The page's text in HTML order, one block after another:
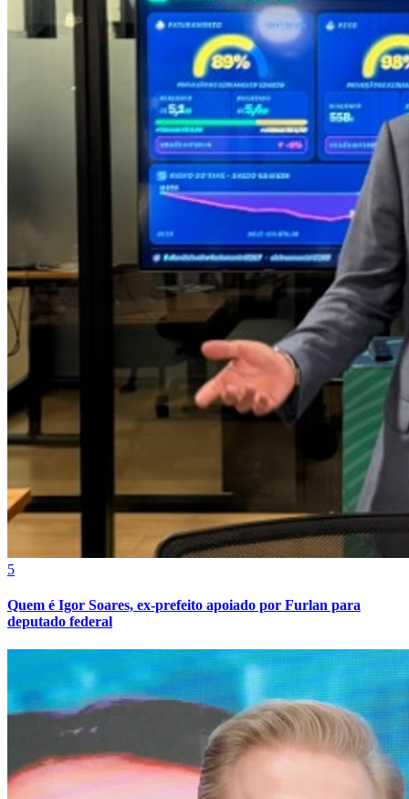
5
Quem é Igor Soares, ex-prefeito apoiado por Furlan para
deputado federal